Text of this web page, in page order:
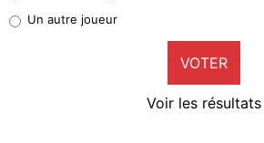
9%
Un autre joueur
VOTER
Voir les résultats